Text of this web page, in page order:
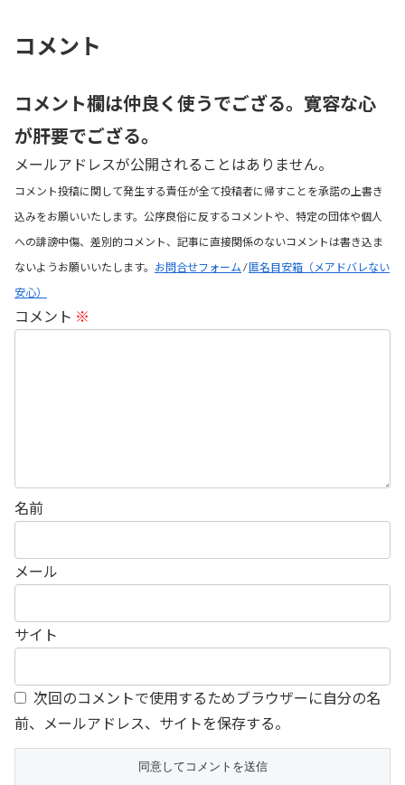
コメント
コメント欄は仲良く使うでござる。寛容な心
が肝要でござる。
メールアドレスが公開されることはありません。
コメント投稿に関して発生する責任が全て投稿者に帰すことを承諾の上書き
込みをお願いいたします。公序良俗に反するコメントや、特定の団体や個人
への誹謗中傷、差別的コメント、記事に直接関係のないコメントは書き込ま
ないようお願いいたします。 お問合せフォーム /匿名目安箱（メアドバレない
安心）
コメント ※
名前
メール
サイト
次回のコメントで使用するためブラウザーに自分の名
前、メールアドレス、サイトを保存する。